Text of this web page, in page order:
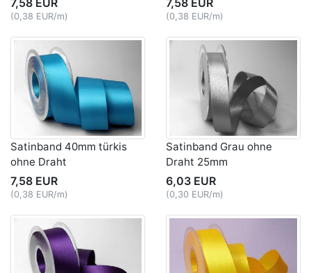
7,58 EUR
(0,38 EUR/m)
7,58 EUR
(0,38 EUR/m)
Satinband 40mm türkis
ohne Draht
7,58 EUR
(0,38 EUR/m)
Satinband Grau ohne
Draht 25mm
6,03 EUR
(0,30 EUR/m)